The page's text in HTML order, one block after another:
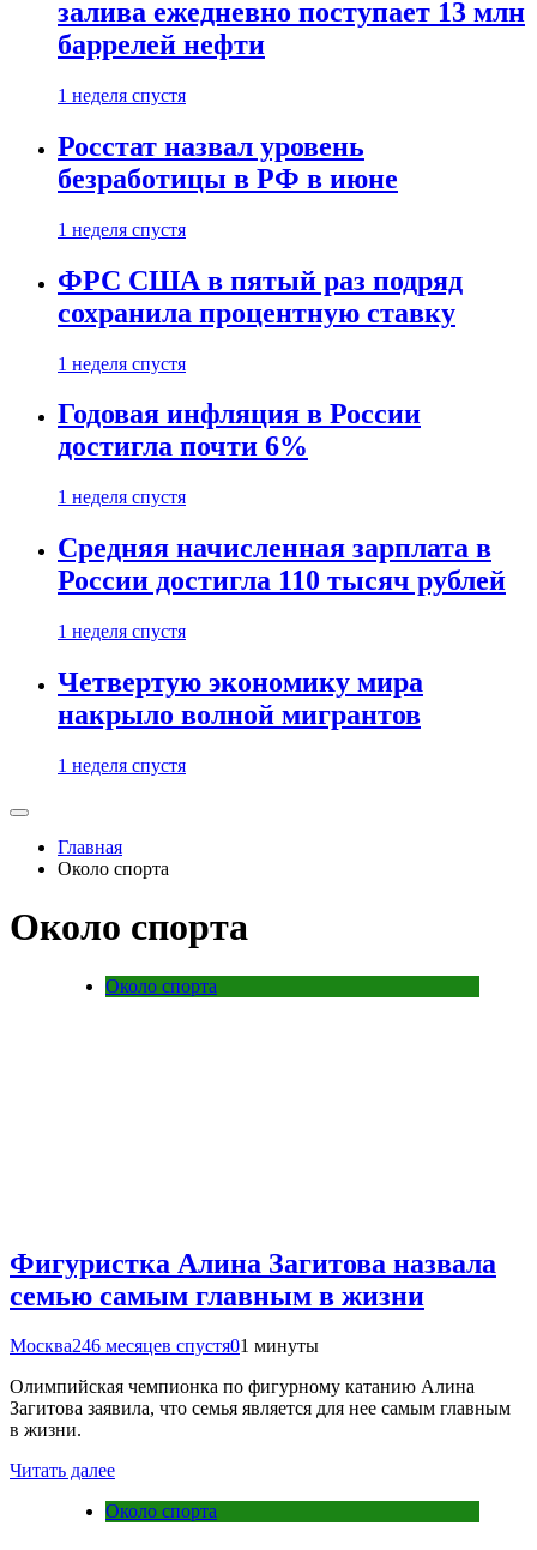
залива ежедневно поступает 13 млн
баррелей нефти
1 неделя спустя
Росстат назвал уровень
безработицы в РФ в июне
1 неделя спустя
ФРС США в пятый раз подряд
сохранила процентную ставку
1 неделя спустя
Годовая инфляция в России
достигла почти 6%
1 неделя спустя
Средняя начисленная зарплата в
России достигла 110 тысяч рублей
1 неделя спустя
Четвертую экономику мира
накрыло волной мигрантов
1 неделя спустя
Главная
Около спорта
Около спорта
Около спорта
Фигуристка Алина Загитова назвала
семью самым главным в жизни
Москва246 месяцев спустя01 минуты
Олимпийская чемпионка по фигурному катанию Алина
Загитова заявила, что семья является для нее самым главным
в жизни.
Читать далее
Около спорта